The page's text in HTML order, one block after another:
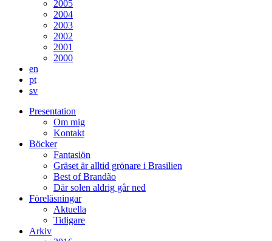
2005
2004
2003
2002
2001
2000
en
pt
sv
Presentation
Om mig
Kontakt
Böcker
Fantasiön
Gräset är alltid grönare i Brasilien
Best of Brandão
Där solen aldrig går ned
Föreläsningar
Aktuella
Tidigare
Arkiv